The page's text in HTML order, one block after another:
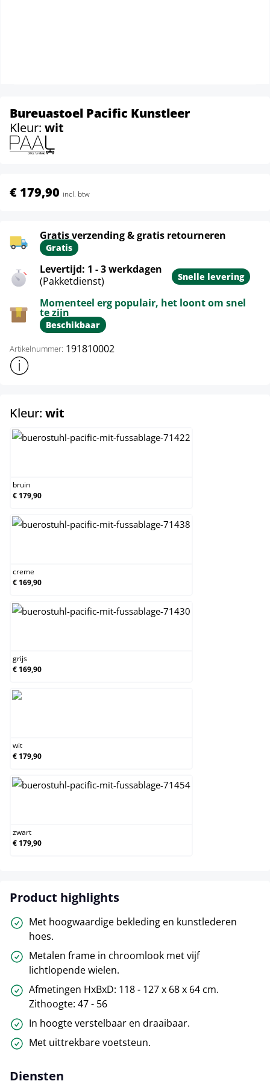
Bureuastoel Pacific Kunstleer
Kleur: wit
€ 179,90 incl. btw
Gratis verzending & gratis retourneren
Gratis
Levertijd: 1 - 3 werkdagen
(Pakketdienst)
Snelle levering
Momenteel erg populair, het loont om snel
te zijn
Beschikbaar
Artikelnummer: 191810002
Toon meer productinformatie
Kleur: wit
bruin
€ 179,90
creme
€ 169,90
grijs
€ 169,90
wit
€ 179,90
zwart
€ 179,90
Product highlights
Met hoogwaardige bekleding en kunstlederen
hoes.
Metalen frame in chroomlook met vijf
lichtlopende wielen.
Afmetingen HxBxD: 118 - 127 x 68 x 64 cm.
Zithoogte: 47 - 56
In hoogte verstelbaar en draaibaar.
Met uittrekbare voetsteun.
Diensten